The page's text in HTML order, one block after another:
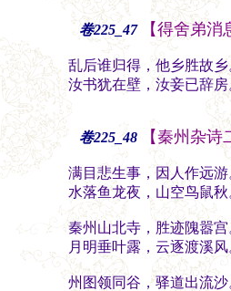
卷225_47 【得舍弟消
乱后谁归得，他乡胜故
汝书犹在壁，汝妾已辞
卷225_48 【秦州杂
满目悲生事，因人作远
水落鱼龙夜，山空鸟鼠
秦州山北寺，胜迹隗嚣
月明垂叶露，云逐渡溪
州图领同谷，驿道出流